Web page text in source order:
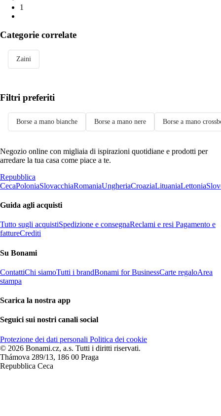
1
Categorie correlate
Zaini
Filtri preferiti
Borse a mano bianche Borse a mano nere Borse a mano
Negozio online con migliaia di ispirazioni quotidiane e prodotti per
arredare la tua casa come piace a te.
Repubblica
CecaPoloniaSlovacchiaRomaniaUngheriaCroaziaLituaniaLettonia
Guida agli acquisti
Tutto sugli acquistiSpedizione e consegnaReclami e resi Pagamento e
fattureCrediti
Su Bonami
ContattiChi siamoTutti i brandBonami for BusinessCarte regaloArea
stampa
Scarica la nostra app
Seguici sui nostri canali social
Protezione dei dati personali Politica dei cookie
© 2026 Bonami.cz, a.s. Tutti i diritti riservati.
Thámova 289/13, 186 00 Praga
Repubblica Ceca